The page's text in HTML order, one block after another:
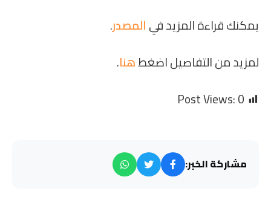
يمكنك قراءة المزيد فيالمصدر.
لمزيد من التفاصيل اضغطهنا.
Post Views:0
مشاركة الخبر: